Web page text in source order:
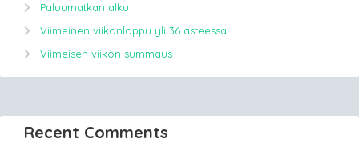
Paluumatkan alku
Viimeinen viikonloppu yli 36 asteessa.
Viimeisen viikon summaus
Recent Comments